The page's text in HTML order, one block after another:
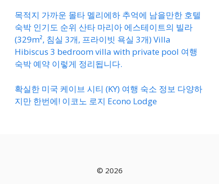
목적지 가까운 몰타 멜리에하 추억에 남을만한 호텔
숙박 인기도 순위 산타 마리아 에스테이트의 빌라
(329m², 침실 3개, 프라이빗 욕실 3개) Villa
Hibiscus 3 bedroom villa with private pool 여행
숙박 예약 이렇게 정리됩니다.
확실한 미국 케이브 시티 (KY) 여행 숙소 정보 다양하
지만 한번에! 이코노 로지 Econo Lodge
© 2026